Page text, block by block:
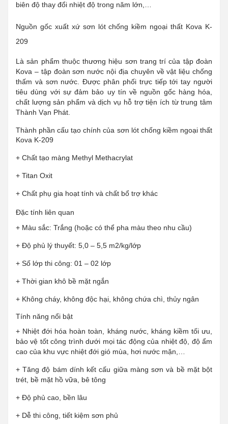
biên độ thay đổi nhiệt độ trong năm lớn,…
Nguồn gốc xuất xứ sơn lót chống kiềm ngoại thất Kova K-
209
Là sản phẩm thuộc thương hiệu sơn trang trí của tập đoàn
Kova – tập đoàn sơn nước nội địa chuyên về vật liệu chống
thấm và sơn nước. Được phân phối trực tiếp tới tay người
tiêu dùng với sự đảm bảo uy tín về nguồn gốc hàng hóa,
chất lượng sản phẩm và dịch vụ hỗ trợ tiện ích từ trung tâm
Thành Vạn Phát.
Thành phần cấu tạo chính của sơn lót chống kiềm ngoại thất
Kova K-209
+ Chất tạo màng Methyl Methacrylat
+ Titan Oxit
+ Chất phụ gia hoạt tính và chất bổ trợ khác
Đặc tính liên quan
+ Màu sắc: Trắng (hoặc có thể pha màu theo nhu cầu)
+ Độ phủ lý thuyết: 5,0 – 5,5 m2/kg/lớp
+ Số lớp thi công: 01 – 02 lớp
+ Thời gian khô bề mặt ngắn
+ Không cháy, không độc hại, không chứa chì, thủy ngân
Tính năng nổi bật
+ Nhiệt đới hóa hoàn toàn, kháng nước, kháng kiềm tối ưu,
bảo vệ tốt công trình dưới mọi tác động của nhiệt độ, độ ẩm
cao của khu vực nhiệt đới gió mùa, hơi nước mặn,…
+ Tăng độ bám dính kết cấu giữa màng sơn và bề mặt bột
trét, bề mặt hồ vữa, bê tông
+ Độ phủ cao, bền lâu
+ Dễ thi công, tiết kiệm sơn phủ